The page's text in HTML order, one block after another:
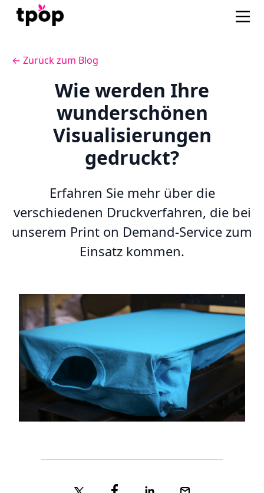
← Zurück zum Blog
Wie werden Ihre
wunderschönen
Visualisierungen
gedruckt?
Erfahren Sie mehr über die
verschiedenen Druckverfahren, die bei
unserem Print on Demand-Service zum
Einsatz kommen.